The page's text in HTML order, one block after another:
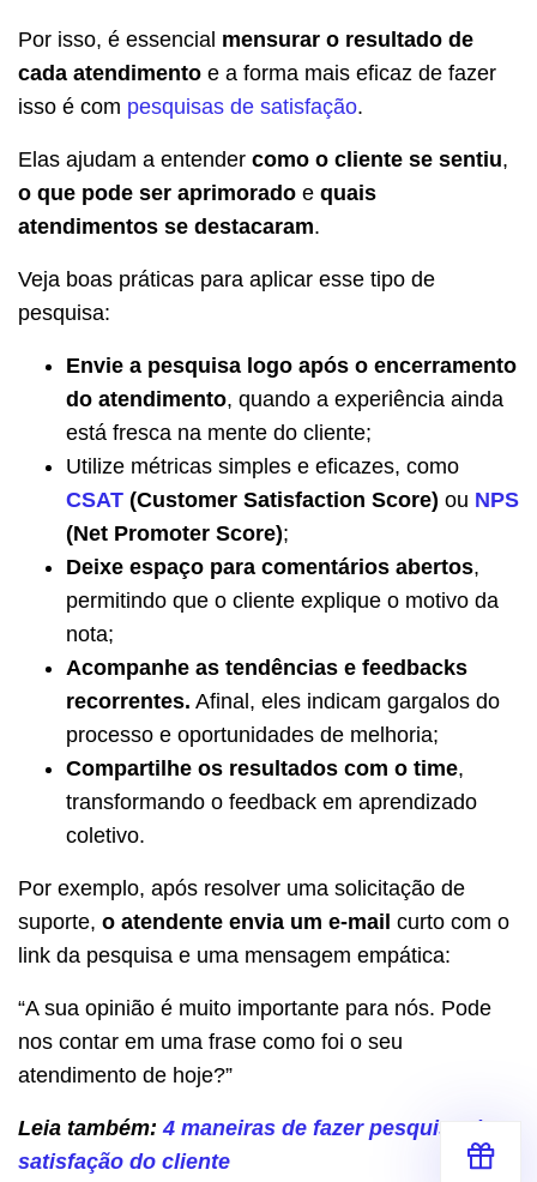
Por isso, é essencial mensurar o resultado de
cada atendimento e a forma mais eficaz de fazer
isso é com pesquisas de satisfação.
Elas ajudam a entender como o cliente se sentiu,
o que pode ser aprimorado e quais
atendimentos se destacaram.
Veja boas práticas para aplicar esse tipo de
pesquisa:
Envie a pesquisa logo após o encerramento
do atendimento, quando a experiência ainda
está fresca na mente do cliente;
Utilize métricas simples e eficazes, como
CSAT (Customer Satisfaction Score) ou NPS
(Net Promoter Score);
Deixe espaço para comentários abertos,
permitindo que o cliente explique o motivo da
nota;
Acompanhe as tendências e feedbacks
recorrentes. Afinal, eles indicam gargalos do
processo e oportunidades de melhoria;
Compartilhe os resultados com o time,
transformando o feedback em aprendizado
coletivo.
Por exemplo, após resolver uma solicitação de
suporte, o atendente envia um e-mail curto com o
link da pesquisa e uma mensagem empática:
“A sua opinião é muito importante para nós. Pode
nos contar em uma frase como foi o seu
atendimento de hoje?”
Leia também:4 maneiras de fazer pesquisa de
satisfação do cliente